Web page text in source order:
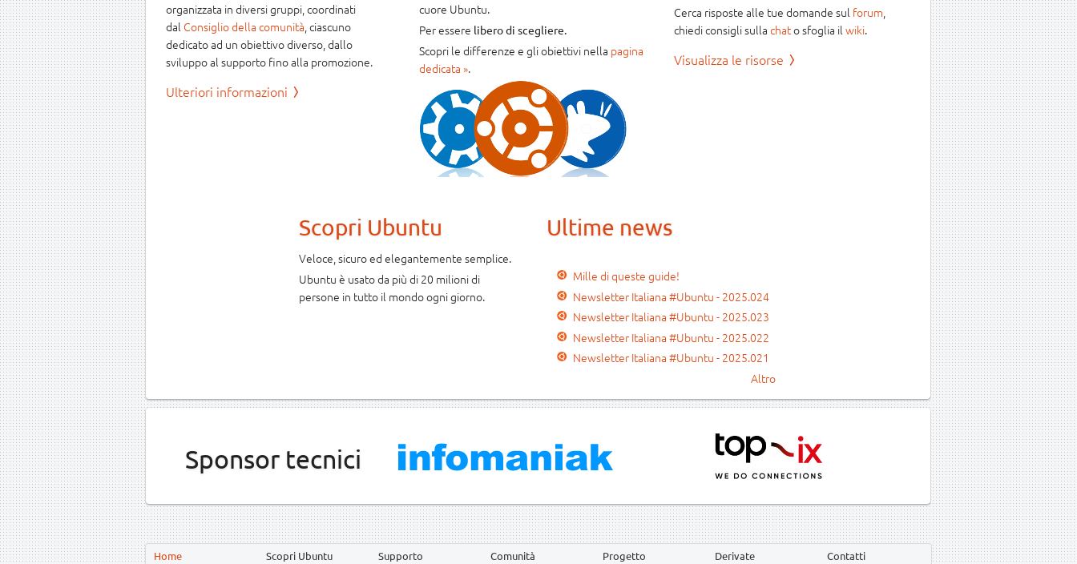
organizzata in diversi gruppi, coordinati
dal Consiglio della comunità, ciascuno
dedicato ad un obiettivo diverso, dallo
sviluppo al supporto fino alla promozione.
Ulteriori informazioni
cuore Ubuntu.
Per essere libero di scegliere.
Scopri le differenze e gli obiettivi nella pagina
dedicata ».
Cerca risposte alle tue domande sul forum,
chiedi consigli sulla chato sfoglia il wiki.
Visualizza le risorse
Scopri Ubuntu
Veloce, sicuro ed elegantemente semplice.
Ubuntu è usato da più di 20 milioni di
persone in tutto il mondo ogni giorno.
Ultime news
Mille di queste guide!
Newsletter Italiana #Ubuntu - 2025.024
Newsletter Italiana #Ubuntu - 2025.023
Newsletter Italiana #Ubuntu - 2025.022
Newsletter Italiana #Ubuntu - 2025.021
Altro
Sponsor tecnici
Home Scopri Ubuntu Supporto Comunità Progetto Derivate Contatti